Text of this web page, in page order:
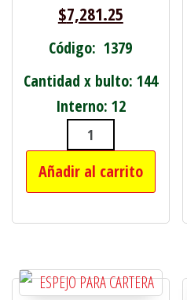
$7,281.25
Código: 1379
Cantidad x bulto: 144
Interno: 12
DELINEADOR
Añadir al carrito